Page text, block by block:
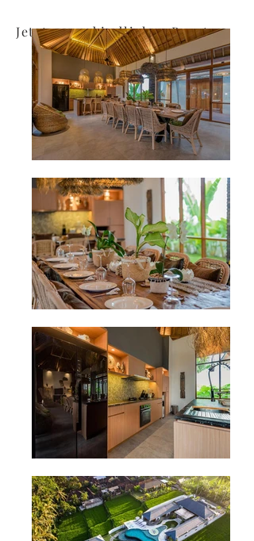
Jetzt unverbindlichen Beratungscall buchen